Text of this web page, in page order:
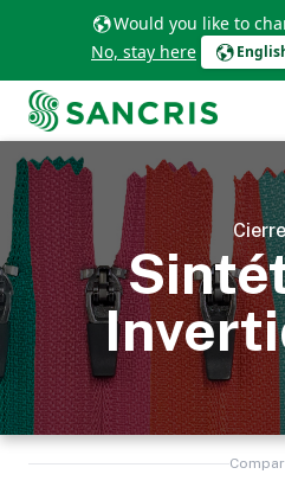
Would you like to
No, stay here